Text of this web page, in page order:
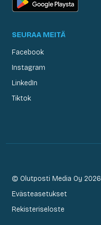
SEURAA MEITÄ
Facebook
Instagram
LinkedIn
Tiktok
© Olutposti Media Oy 2026
Evästeasetukset
Rekisteriseloste